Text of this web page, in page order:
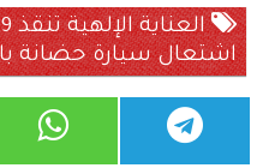
اشتعال سيارة حضانة